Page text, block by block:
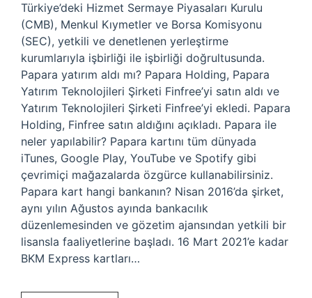
Türkiye’deki Hizmet Sermaye Piyasaları Kurulu
(CMB), Menkul Kıymetler ve Borsa Komisyonu
(SEC), yetkili ve denetlenen yerleştirme
kurumlarıyla işbirliği ile işbirliği doğrultusunda.
Papara yatırım aldı mı? Papara Holding, Papara
Yatırım Teknolojileri Şirketi Finfree’yi satın aldı ve
Yatırım Teknolojileri Şirketi Finfree’yi ekledi. Papara
Holding, Finfree satın aldığını açıkladı. Papara ile
neler yapılabilir? Papara kartını tüm dünyada
iTunes, Google Play, YouTube ve Spotify gibi
çevrimiçi mağazalarda özgürce kullanabilirsiniz.
Papara kart hangi bankanın? Nisan 2016’da şirket,
aynı yılın Ağustos ayında bankacılık
düzenlemesinden ve gözetim ajansından yetkili bir
lisansla faaliyetlerine başladı. 16 Mart 2021’e kadar
BKM Express kartları…